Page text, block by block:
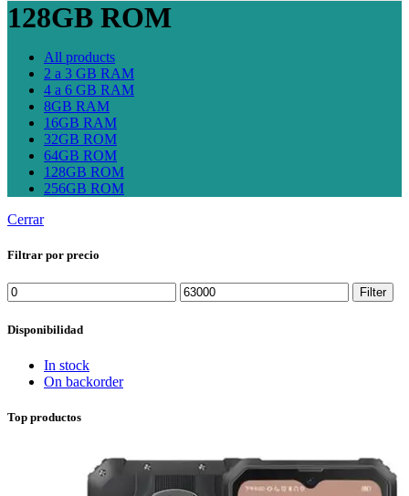
128GB ROM
All products
2 a 3 GB RAM
4 a 6 GB RAM
8GB RAM
16GB RAM
32GB ROM
64GB ROM
128GB ROM
256GB ROM
Cerrar
Filtrar por precio
Min
price
Max
price
Filter
Disponibilidad
In stock
On backorder
Top productos